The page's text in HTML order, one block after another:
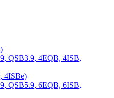
QSB3.9, 4EQB, 4ISB,
4ISBe)
QSB5.9, 6EQB, 6ISB,